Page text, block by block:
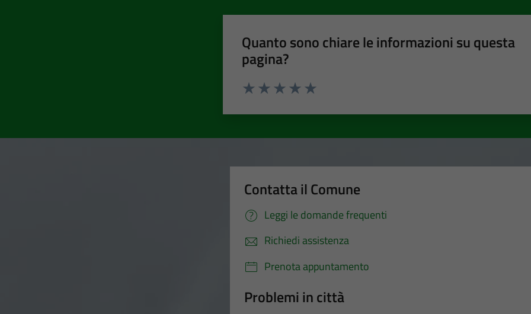
Quanto sono chiare le informazioni su questa
pagina?
Contatta il Comune
Leggi le domande frequenti
Richiedi assistenza
Prenota appuntamento
Problemi in città